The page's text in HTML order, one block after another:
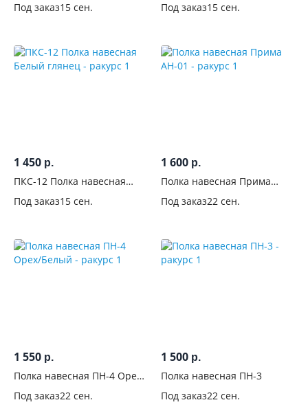
Под заказ15 сен. Под заказ15 сен.
1 450 р.
ПКС-12 Полка навесная
Под заказ15 сен.
1 600 р.
Полка навесная Прима
Под заказ22 сен.
1 550 р.
Полка навесная ПН-4 Орех/
Под заказ22 сен.
1 500 р.
Полка навесная ПН-3
Под заказ22 сен.